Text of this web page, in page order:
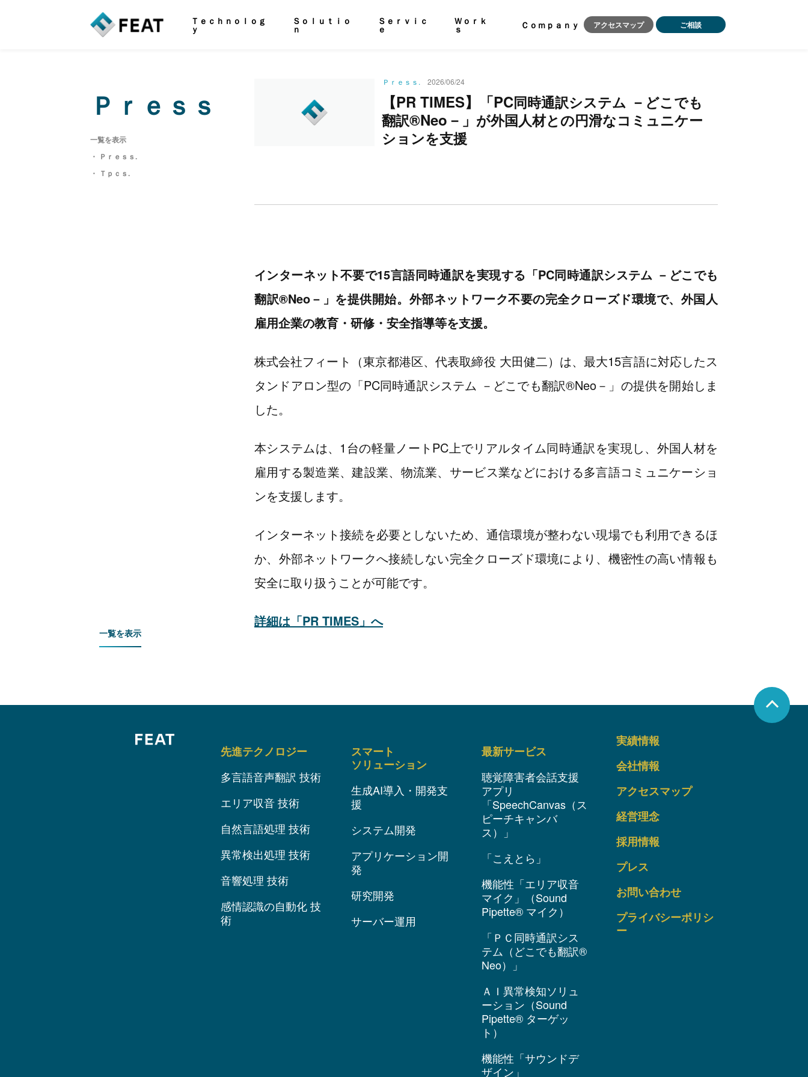
Ｔｅｃｈｎｏｌｏｇ
ｙ
Ｓｏｌｕｔｉｏ
ｎ
Ｓｅｒｖｉｃ
ｅ
Ｗｏｒｋ
ｓ Ｃｏｍｐａｎｙ アクセスマップ ご相談
Ｐｒｅｓｓ
一覧を表示
・ Ｐｒｅｓｓ.
・ Ｔｐｃｓ.
一覧を表示
Ｐｒｅｓｓ. 2026/06/24
【PR TIMES】「PC同時通訳システム － どこでも
翻訳®Neo－」 が外国人材との円滑なコ ミ ュニケー
ショ ンを支援
インターネット不要で15言語同時通訳を実現する「PC同時通訳システム －どこでも
翻訳®Neo－」を提供開始。外部ネットワーク不要の完全クローズド環境で、外国人
雇用企業の教育・研修・安全指導等を支援。
株式会社フィート（東京都港区、代表取締役 大田健二）は、最大15言語に対応したス
タンドアロン型の「PC同時通訳システム －どこでも翻訳®Neo－」の提供を開始しま
した。
本システムは、1台の軽量ノートPC上でリアルタイム同時通訳を実現し、外国人材を
雇用する製造業、建設業、物流業、サービス業などにおける多言語コミュニケーショ
ンを支援します。
インターネット接続を必要としないため、通信環境が整わない現場でも利用できるほ
か、外部ネットワークへ接続しない完全クローズド環境により、機密性の高い情報も
安全に取り扱うことが可能です。
詳細は「PR TIMES」へ
先進テクノロジー
多言語音声翻訳 技術
エリア収音 技術
自然言語処理 技術
異常検出処理 技術
音響処理 技術
感情認識の自動化 技
術
スマート
ソリューション
生成AI導入・開発支
援
システム開発
アプリケーション開
発
研究開発
サーバー運用
最新サービス
聴覚障害者会話支援
アプリ
「SpeechCanvas（ス
ピーチキャンバ
ス）」
「こえとら」
機能性「エリア収音
マイク」（Sound
Pipette® マイク）
「ＰＣ同時通訳シス
テム（どこでも翻訳®
Neo）」
ＡＩ異常検知ソリュ
ーション（Sound
Pipette® ターゲッ
ト）
機能性「サウンドデ
ザイン」
実績情報
会社情報
アクセスマップ
経営理念
採用情報
プレス
お問い合わせ
プライバシーポリシ
ー